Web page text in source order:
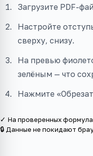
Загрузите PDF-
Настройте
сверху, снизу.
На превью
зелёным — что
Нажмите
✓ На проверенных
🔒 Данные не покидают